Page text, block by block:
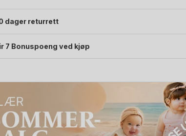
dager returrett
7 Bonuspoeng ved kjøp